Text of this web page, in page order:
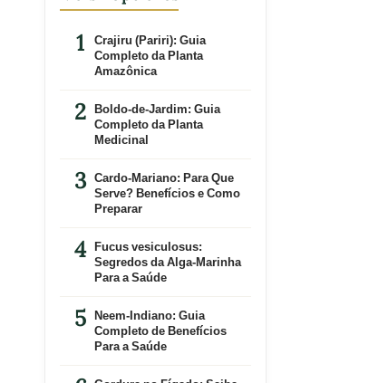
Crajiru (Pariri): Guia
Completo da Planta
Amazônica
Boldo-de-Jardim: Guia
Completo da Planta
Medicinal
Cardo-Mariano: Para Que
Serve? Benefícios e Como
Preparar
Fucus vesiculosus:
Segredos da Alga-Marinha
Para a Saúde
Neem-Indiano: Guia
Completo de Benefícios
Para a Saúde